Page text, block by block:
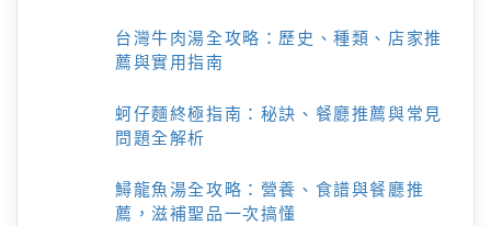
台灣牛肉湯全攻略：歷史、種類、店家推
薦與實用指南
蚵仔麵終極指南：秘訣、餐廳推薦與常見
問題全解析
鱘龍魚湯全攻略：營養、食譜與餐廳推
薦，滋補聖品一次搞懂